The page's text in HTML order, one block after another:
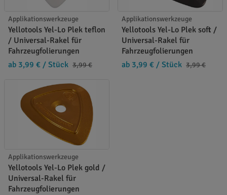
Applikationswerkzeuge
Yellotools Yel-Lo Plek teflon
/ Universal-Rakel für
Fahrzeugfolierungen
ab 3,99 € / Stück 3,99 €
Applikationswerkzeuge
Yellotools Yel-Lo Plek soft /
Universal-Rakel für
Fahrzeugfolierungen
ab 3,99 € / Stück 3,99 €
Applikationswerkzeuge
Yellotools Yel-Lo Plek gold /
Universal-Rakel für
Fahrzeugfolierungen